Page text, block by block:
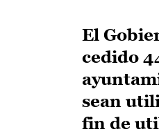
El
cedido
sean
fin de